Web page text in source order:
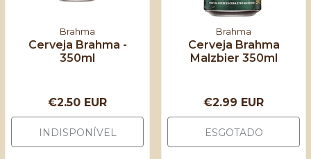
Brahma
Cerveja Brahma -
350ml
€2.50 EUR
INDISPONÍVEL
Brahma
Cerveja Brahma
Malzbier 350ml
€2.99 EUR
ESGOTADO